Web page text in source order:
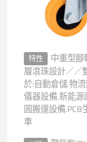
特性
中重型
層滾珠設計／／
於:自動倉儲.物
儀器設備.新能
圓搬運設備.PCB
車